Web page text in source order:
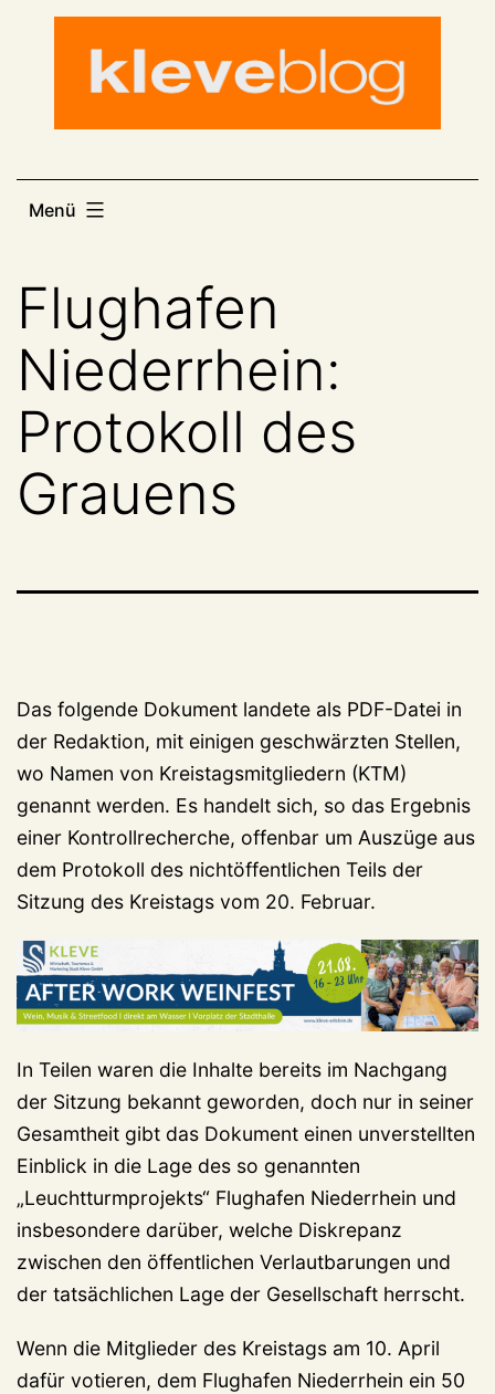
Menü
Flughafen
Niederrhein:
Protokoll des
Grauens
Das folgende Dokument landete als PDF-Datei in
der Redaktion, mit einigen geschwärzten Stellen,
wo Namen von Kreistagsmitgliedern (KTM)
genannt werden. Es handelt sich, so das Ergebnis
einer Kontrollrecherche, offenbar um Auszüge aus
dem Protokoll des nichtöffentlichen Teils der
Sitzung des Kreistags vom 20. Februar.
In Teilen waren die Inhalte bereits im Nachgang
der Sitzung bekannt geworden, doch nur in seiner
Gesamtheit gibt das Dokument einen unverstellten
Einblick in die Lage des so genannten
„Leuchtturmprojekts“ Flughafen Niederrhein und
insbesondere darüber, welche Diskrepanz
zwischen den öffentlichen Verlautbarungen und
der tatsächlichen Lage der Gesellschaft herrscht.
Wenn die Mitglieder des Kreistags am 10. April
dafür votieren, dem Flughafen Niederrhein ein 50